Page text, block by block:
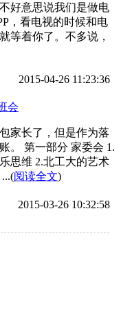
好意思说我们是做电
，看电视的时候和电
等着你了。不多说，
2015-04-26 11:23:36
会
家长了，但是作为落
。 第一部分 家委会 1.
思维 2.北工大的艺术
阅读全文)
2015-03-26 10:32:58